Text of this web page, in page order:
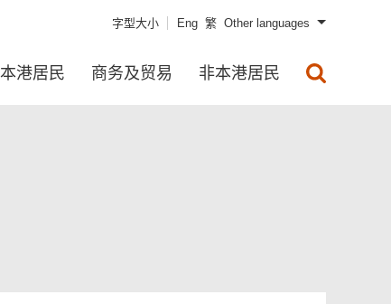
字型大小 Eng 繁 Other languages
本港居民 商务及贸易 非本港居民